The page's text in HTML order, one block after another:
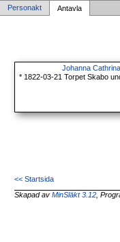
Personakt Antavla
Johanna
* 1822-03-21 Torpet Skabo
<< Startsida
Skapad avMinSläkt 3.12 ,